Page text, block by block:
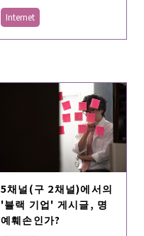
Internet
5채널(구 2채널)에서의
'블랙 기업' 게시글, 명
예훼손인가?